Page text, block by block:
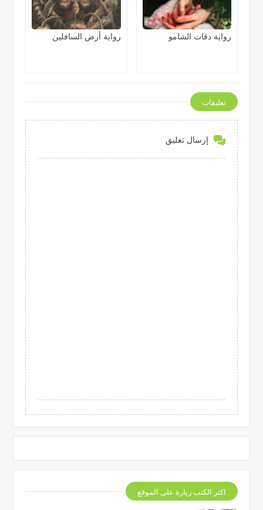
رواية دقات الشامو رواية أرض السافلين
تعليقات
إرسال تعليق
اكثر الكتب زيارة على الموقع